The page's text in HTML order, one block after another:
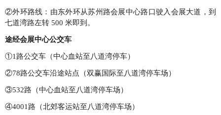
②外环路线：由东外环从苏州路会展中心路口驶入会展大道，到
七道湾路左转 500 米即到。
途经会展中心公交车
①1路公交车（中心血站至八道湾停车）
②78路公交车沿途站点（双赢国际至八道湾停车场）
③532路（中心血站至八道湾停车场）
④4001路（北郊客运站至八道湾停车场）